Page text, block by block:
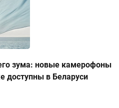
зума: новые камерофоны
доступны в Беларуси